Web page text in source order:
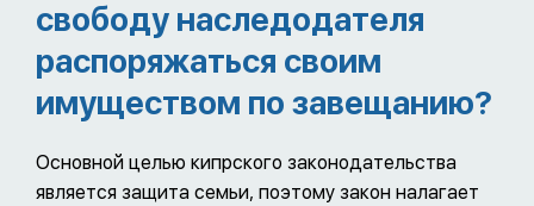
свободу наследодателя
распоряжаться своим
имуществом по завещанию?
Основной целью кипрского законодательства
является защита семьи, поэтому закон налагает